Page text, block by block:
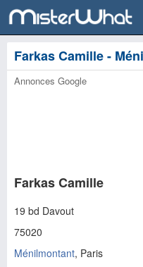
Farkas Camille -
Annonces Google
Farkas Camille
19 bd Davout
75020
Ménilmontant, Paris